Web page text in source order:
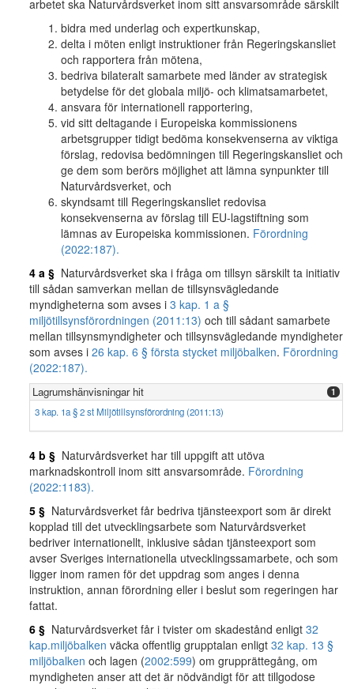
arbetet ska Naturvårdsverket inom sitt ansvarsområde särskilt
bidra med underlag och expertkunskap,
delta i möten enligt instruktioner från Regeringskansliet
och rapportera från mötena,
bedriva bilateralt samarbete med länder av strategisk
betydelse för det globala miljö- och klimatsamarbetet,
ansvara för internationell rapportering,
vid sitt deltagande i Europeiska kommissionens
arbetsgrupper tidigt bedöma konsekvenserna av viktiga
förslag, redovisa bedömningen till Regeringskansliet och
ge dem som berörs möjlighet att lämna synpunkter till
Naturvårdsverket, och
skyndsamt till Regeringskansliet redovisa
konsekvenserna av förslag till EU-lagstiftning som
lämnas av Europeiska kommissionen. Förordning
(2022:187).
4 a § Naturvårdsverket ska i fråga om tillsyn särskilt ta initiativ
till sådan samverkan mellan de tillsynsvägledande
myndigheterna som avses i 3 kap. 1 a §
miljötillsynsförordningen (2011:13) och till sådant samarbete
mellan tillsynsmyndigheter och tillsynsvägledande myndigheter
som avses i 26 kap. 6 § första stycket miljöbalken. Förordning
(2022:187).
Lagrumshänvisningar hit 1
3 kap. 1a § 2 st Miljötillsynsförordning (2011:13)
4 b § Naturvårdsverket har till uppgift att utöva
marknadskontroll inom sitt ansvarsområde. Förordning
(2022:1183).
5 § Naturvårdsverket får bedriva tjänsteexport som är direkt
kopplad till det utvecklingsarbete som Naturvårdsverket
bedriver internationellt, inklusive sådan tjänsteexport som
avser Sveriges internationella utvecklingssamarbete, och som
ligger inom ramen för det uppdrag som anges i denna
instruktion, annan förordning eller i beslut som regeringen har
fattat.
6 § Naturvårdsverket får i tvister om skadestånd enligt 32
kap.miljöbalken väcka offentlig grupptalan enligt 32 kap. 13 §
miljöbalken och lagen (2002:599) om grupprättegång, om
myndigheten anser att det är nödvändigt för att tillgodose